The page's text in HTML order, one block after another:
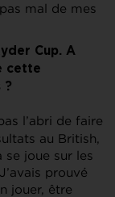
mal de mes
Cup. A
cette
?
l’abri de faire
au British,
se joue sur les
prouvé
jouer, être